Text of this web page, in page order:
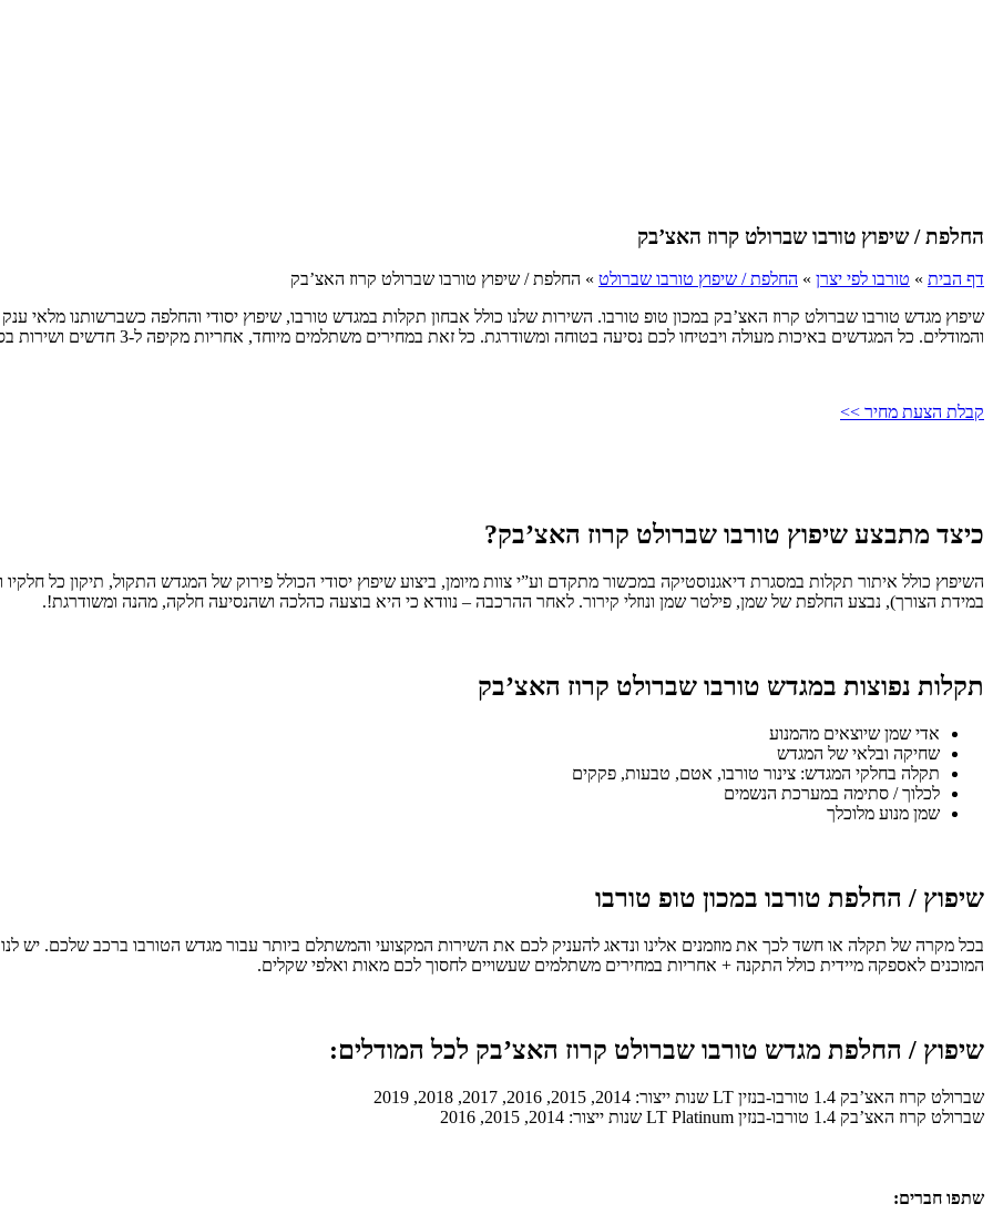
החלפת / שיפוץ טורבו שברולט קרוז האצ’בק
דף הבית » טורבו לפי יצרן » החלפת / שיפוץ טורבו שברולט » החלפת / שיפוץ טורבו שברולט קרוז האצ’בק
שיפוץ מגדש טורבו שברולט קרוז האצ’בק במכון טופ טורבו. השירות שלנו כולל אבחון תקלות במגדש טורבו, שיפוץ יסודי והחלפה כשברשותנו מלאי
והמודלים. כל המגדשים באיכות מעולה ויבטיחו לכם נסיעה בטוחה ומשודרגת. כל זאת במחירים משתלמים מיוחד, אחריות מקיפה ל-3 חדשים ושירות בסטנדרטים הגבוהים ביותר של מקצועיות.
קבלת הצעת מחיר >>
כיצד מתבצע שיפוץ טורבו שברולט קרוז האצ’בק?
השיפוץ כולל איתור תקלות במסגרת דיאגנוסטיקה במכשור מתקדם וע”י צוות מיומן, ביצוע שיפוץ יסודי הכולל פירוק של המגדש התקול, תיקון כל
במידת הצורך), נבצע החלפת של שמן, פילטר שמן ונוזלי קירור. לאחר ההרכבה – נוודא כי היא בוצעה כהלכה ושהנסיעה חלקה, מהנה ומשודרגת!.
תקלות נפוצות במגדש טורבו שברולט קרוז האצ’בק
אדי שמן שיוצאים מהמנוע
שחיקה ובלאי של המגדש
תקלה בחלקי המגדש: צינור טורבו, אטם, טבעות, פקקים
לכלוך / סתימה במערכת הנשמים
שמן מנוע מלוכלך
שיפוץ / החלפת טורבו במכון טופ טורבו
בכל מקרה של תקלה או חשד לכך את מוזמנים אלינו ונדאג להעניק לכם את השירות המקצועי והמשתלם ביותר עבור מגדש הטורבו ברכב שלכם. יש
המוכנים לאספקה מיידית כולל התקנה + אחריות במחירים משתלמים שעשויים לחסוך לכם מאות ואלפי שקלים.
שיפוץ / החלפת מגדש טורבו שברולט קרוז האצ’בק לכל המודלים:
שברולט קרוז האצ’בק 1.4 טורבו-בנזין LT שנות ייצור: 2014, 2015, 2016, 2017, 2018, 2019
שברולט קרוז האצ’בק 1.4 טורבו-בנזין LT Platinum שנות ייצור: 2014, 2015, 2016
שתפו חברים: